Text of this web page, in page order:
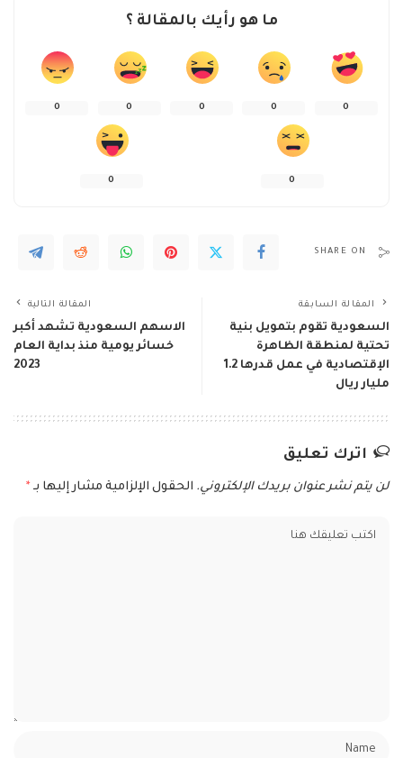
ما هو رأيك بالمقالة ؟
0
0
0
0
0
0
0
SHARE ON
المقالة السابقة
السعودية تقوم بتمويل بنية
تحتية لمنطقة الظاهرة
الإقتصادية في عمل قدرها 1.2
مليار ريال
المقالة التالية
الاسهم السعودية تشهد أكبر
خسائر يومية منذ بداية العام
2023
اترك تعليق
لن يتم نشر عنوان بريدك الإلكتروني. الحقول الإلزامية مشار إليها بـ *